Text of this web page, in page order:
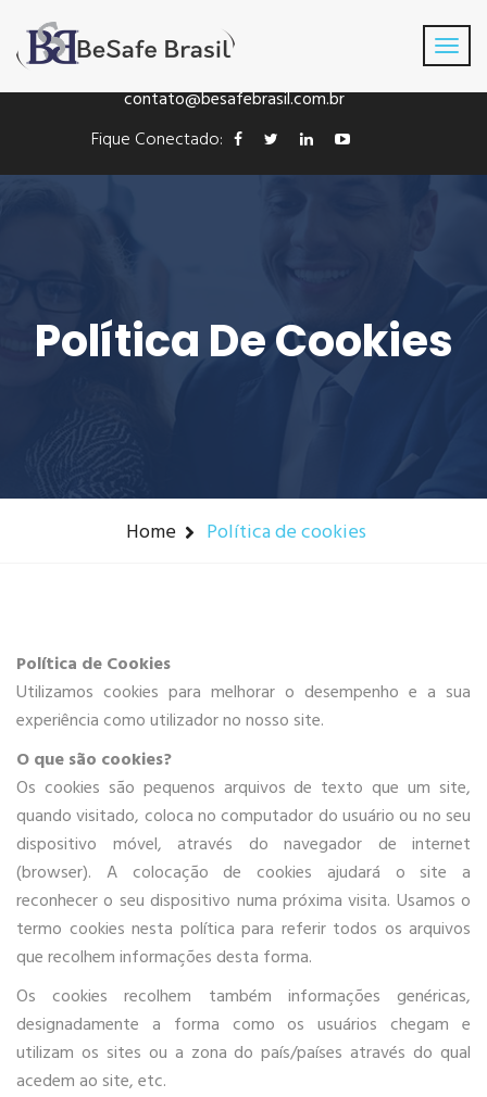
Fone: +55(41) 3016-8433
contato@besafebrasil.com.br
Fique Conectado:
Política De Cookies
Home Política de cookies
Política de Cookies
Utilizamos cookies para melhorar o desempenho e a sua
experiência como utilizador no nosso site.
O que são cookies?
Os cookies são pequenos arquivos de texto que um site,
quando visitado, coloca no computador do usuário ou no seu
dispositivo móvel, através do navegador de internet
(browser). A colocação de cookies ajudará o site a
reconhecer o seu dispositivo numa próxima visita. Usamos o
termo cookies nesta política para referir todos os arquivos
que recolhem informações desta forma.
Os cookies recolhem também informações genéricas,
designadamente a forma como os usuários chegam e
utilizam os sites ou a zona do país/países através do qual
acedem ao site, etc.